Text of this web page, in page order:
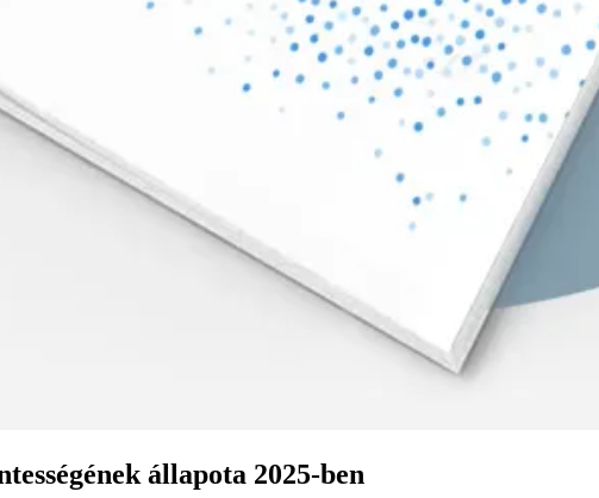
állapota 2025-ben